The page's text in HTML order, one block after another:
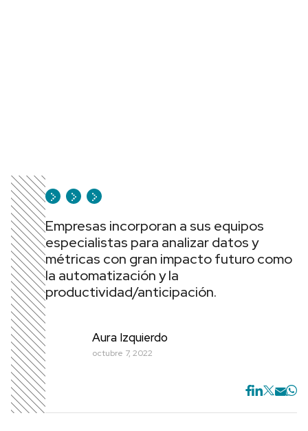
Empresas incorporan a sus equipos
especialistas para analizar datos y
métricas con gran impacto futuro como
la automatización y la
productividad/anticipación.
Aura Izquierdo
octubre 7, 2022